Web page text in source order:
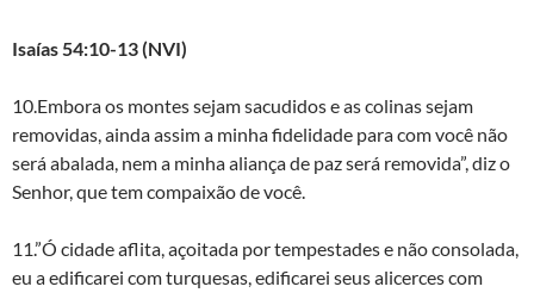
Isaías 54:10-13 (NVI)
10.Embora os montes sejam sacudidos e as colinas sejam
removidas, ainda assim a minha fidelidade para com você não
será abalada, nem a minha aliança de paz será removida”, diz o
Senhor, que tem compaixão de você.
11.”Ó cidade aflita, açoitada por tempestades e não consolada,
eu a edificarei com turquesas, edificarei seus alicerces com